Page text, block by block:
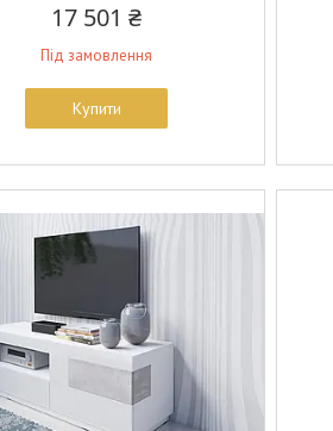
17 501 ₴
Під замовлення
Купити